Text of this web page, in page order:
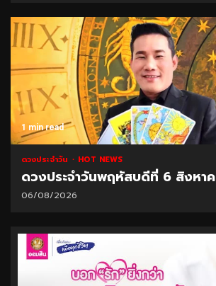
1 min read
ดวงประจำวัน HOT NEWS
ดวงประจำวันพฤหัสบดีที่ 6 สิงหา
06/08/2026